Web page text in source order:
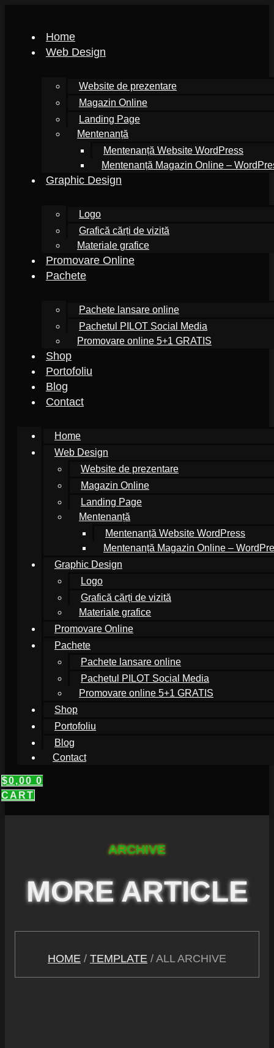
Home
Web Design
Website de prezentare
Magazin Online
Landing Page
Mentenanță
Mentenanță Website WordPress
Mentenanță Magazin Online –
Graphic Design
Logo
Grafică cărți de vizită
Materiale grafice
Promovare Online
Pachete
Pachete lansare online
Pachetul PILOT Social Media
Promovare online 5+1 GRATIS
Shop
Portofoliu
Blog
Contact
Home
Web Design
Website de prezentare
Magazin Online
Landing Page
Mentenanță
Mentenanță Website WordPress
Mentenanță Magazin Online –
Graphic Design
Logo
Grafică cărți de vizită
Materiale grafice
Promovare Online
Pachete
Pachete lansare online
Pachetul PILOT Social Media
Promovare online 5+1 GRATIS
Shop
Portofoliu
Blog
Contact
$0,00 0
CART
ARCHIVE
MORE ARTICLE
HOME / TEMPLATE / ALL ARCHIVE